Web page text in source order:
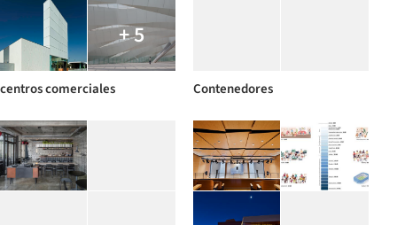
+ 5
centros comerciales Contenedores